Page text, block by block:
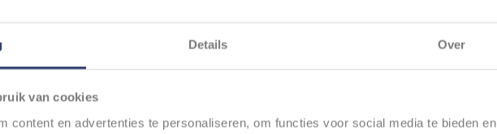
Details Over
van cookies
content en advertenties te personaliseren, om functies voor social media te bieden
Hand-gerold en verpakt in plastic zak met 10 meter